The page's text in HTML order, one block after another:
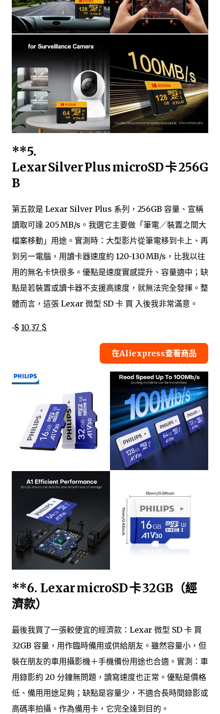
**5.
Lexar Silver Plus microSD 卡 256G
B
第五款是 Lexar Silver Plus 系列，256GB 容量、宣稱
讀取可達 205 MB/s。我選它主要做「筆電／裝置之間大
檔案移動」用途。實測時：大型影片從筆電移到卡上、再
到另一電腦，用讀卡器速度約 120-130 MB/s，比我以往
用的無名卡快很多。優點是速度實感提升、容量適中；缺
點是若裝置或讀卡器不支援高速度，就無法完全發揮。整
體而言，這張 Lexar 微型 SD 卡 買 入後我非常滿意。
$ 10,37 $
在Aliexpress查看商品
**6. Lexar microSD 卡 32GB（經
濟款）
最後我買了一張較便宜的經濟款：Lexar 微型 SD 卡 買
32GB 容量，用作臨時備用或供給朋友。雖然容量小，但
裝在朋友的車用攝影機＋手機備份用途也合適。實測：車
用錄影約 20 分鐘無問題，讀寫速度也正常。優點是價格
低、備用用途足夠；缺點是容量少，不適合長時間錄影或
高碼率拍攝。作為備用卡，它完全達到目的。